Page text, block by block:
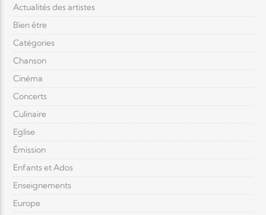
Actualités des artistes
Bien être
Catégories
Chanson
Cinéma
Concerts
Culinaire
Eglise
Émission
Enfants et Ados
Enseignements
Europe